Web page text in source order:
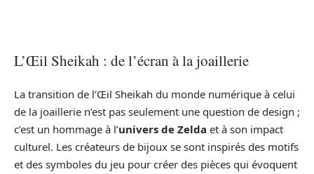
L’Œil Sheikah : de l’écran à la joaillerie
La transition de l’Œil Sheikah du monde numérique à celui
de la joaillerie n’est pas seulement une question de design ;
c’est un hommage à l’univers de Zelda et à son impact
culturel. Les créateurs de bijoux se sont inspirés des motifs
et des symboles du jeu pour créer des pièces qui évoquent